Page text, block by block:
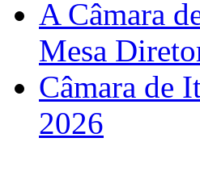
A Câmara
Mesa
Câmara de
2026